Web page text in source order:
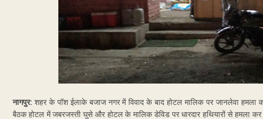
नागपुर: शहर के पॉश ईलाके बजाज नगर में विवाद के बाद होटल मालिक पर जानलेवा हमला
बैठक होटल में जबरजस्ती घुसे और होटल के मालिक डेविड पर धारदार हथियारों से हमला